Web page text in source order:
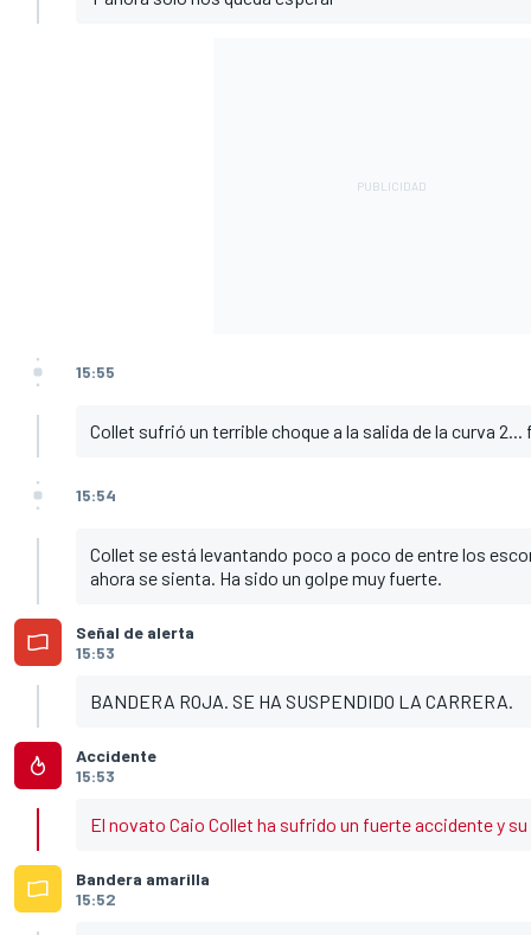
15:55
Collet sufrió un terrible choque a la salida de la curva 2...
15:54
Collet se está levantando poco a poco de entre los
ahora se sienta. Ha sido un golpe muy fuerte.
Señal de alerta
15:53
BANDERA ROJA. SE HA SUSPENDIDO LA CARRERA.
Accidente
15:53
El novato Caio Collet ha sufrido un fuerte accidente y
Bandera amarilla
15:52